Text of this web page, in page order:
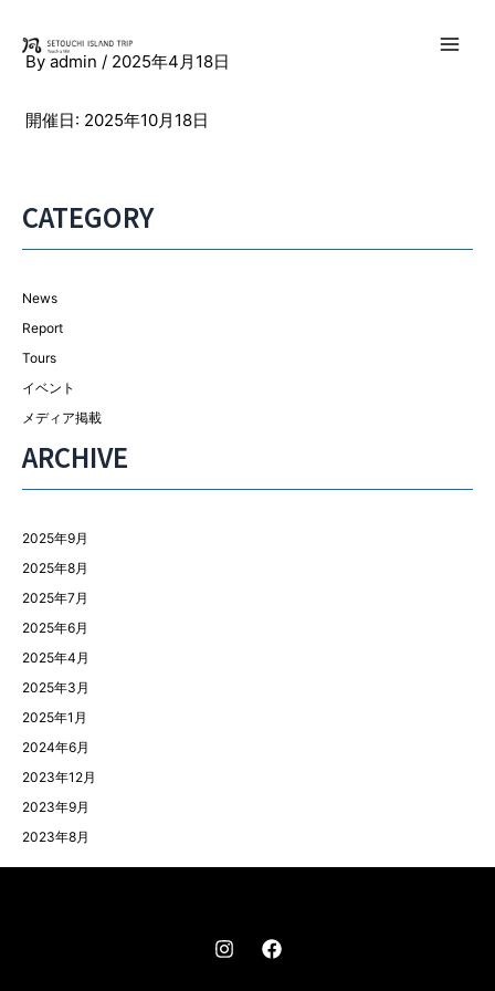
Byadmin/ 2025年4月18日
開催日: 2025年10月18日
CATEGORY
News
Report
Tours
イベント
メディア掲載
ARCHIVE
2025年9月
2025年8月
2025年7月
2025年6月
2025年4月
2025年3月
2025年1月
2024年6月
2023年12月
2023年9月
2023年8月